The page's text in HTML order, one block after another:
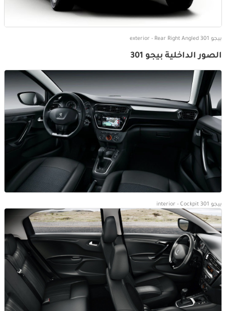
بيجو 301 exterior - Rear Right Angled
الصور الداخلية بيجو 301
بيجو 301 interior - Cockpit